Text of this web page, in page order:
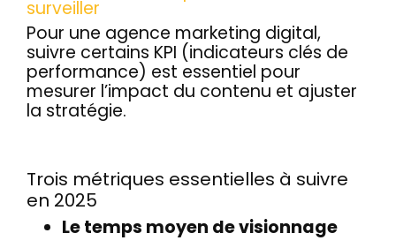
surveiller
Pour une agence marketing digital,
suivre certains KPI (indicateurs clés de
performance) est essentiel pour
mesurer l’impact du contenu et ajuster
la stratégie.
Trois métriques essentielles à suivre
en 2025
Le temps moyen de visionnage